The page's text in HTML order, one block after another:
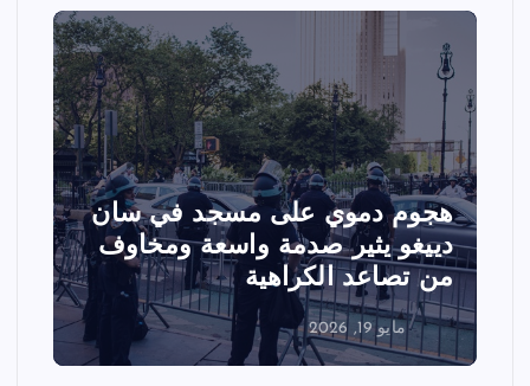
هجوم دموي على مسجد في سان
دييغو يثير صدمة واسعة ومخاوف
من تصاعد الكراهية
مايو 19, 2026